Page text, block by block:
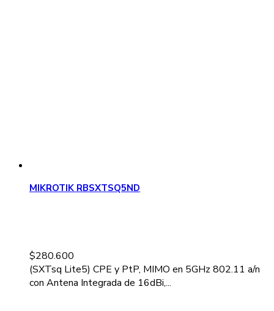
MIKROTIK RBSXTSQ5ND
$280.600
(SXTsq Lite5) CPE y PtP, MIMO en 5GHz 802.11 a/n
con Antena Integrada de 16dBi,...